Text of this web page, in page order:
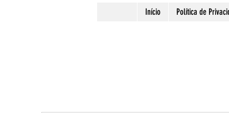
Início Política de